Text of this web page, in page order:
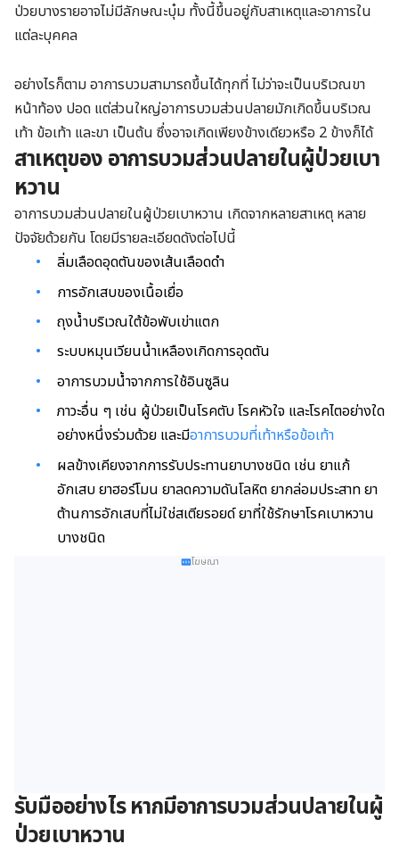
ป่วยบางรายอาจไม่มีลักษณะบุ๋ม ทั้งนี้ขึ้นอยู่กับสาเหตุและอาการใน
แต่ละบุคคล
อย่างไรก็ตาม อาการบวมสามารถขึ้นได้ทุกที่ ไม่ว่าจะเป็นบริเวณขา
หน้าท้อง ปอด แต่ส่วนใหญ่อาการบวมส่วนปลายมักเกิดขึ้นบริเวณ
เท้า ข้อเท้า และขา เป็นต้น ซึ่งอาจเกิดเพียงข้างเดียวหรือ 2 ข้างก็ได้
สาเหตุของ อาการบวมส่วนปลายในผู้ป่วยเบา
หวาน
อาการบวมส่วนปลายในผู้ป่วยเบาหวาน เกิดจากหลายสาเหตุ หลาย
ปัจจัยด้วยกัน โดยมีรายละเอียดดังต่อไปนี้
ลิ่มเลือดอุดตันของเส้นเลือดดำ
การอักเสบของเนื้อเยื่อ
ถุงน้ำบริเวณใต้ข้อพับเข่าแตก
ระบบหมุนเวียนน้ำเหลืองเกิดการอุดตัน
อาการบวมน้ำจากการใช้อินซูลิน
ภาวะอื่น ๆ เช่น ผู้ป่วยเป็นโรคตับ โรคหัวใจ และโรคไตอย่างใด
อย่างหนึ่งร่วมด้วย และมีอาการบวมที่เท้าหรือข้อเท้า
ผลข้างเคียงจากการรับประทานยาบางชนิด เช่น ยาแก้
อักเสบ ยาฮอร์โมน ยาลดความดันโลหิต ยากล่อมประสาท ยา
ต้านการอักเสบที่ไม่ใช่สเตียรอยด์ ยาที่ใช้รักษาโรคเบาหวาน
บางชนิด
โฆษณา
รับมืออย่างไร หากมีอาการบวมส่วนปลายในผู้
ป่วยเบาหวาน